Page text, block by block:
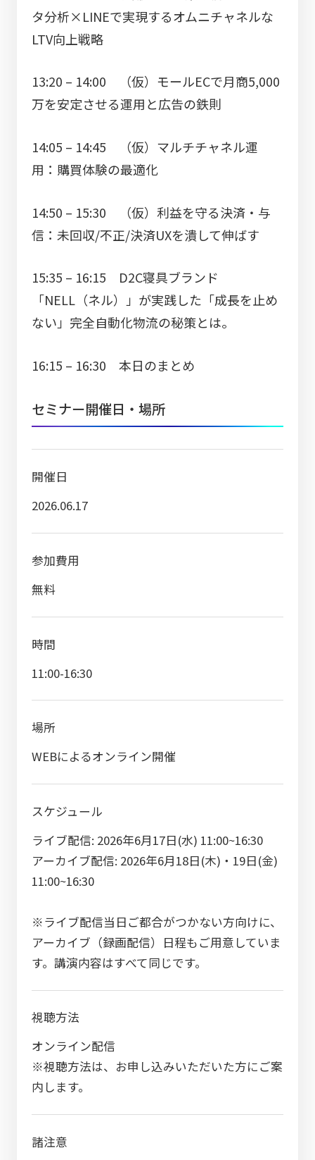
タ分析×LINEで実現するオムニチャネルな
LTV向上戦略
13:20 – 14:00 （仮）モールECで月商5,000
万を安定させる運用と広告の鉄則
14:05 – 14:45 （仮）マルチチャネル運
用：購買体験の最適化
14:50 – 15:30 （仮）利益を守る決済・与
信：未回収/不正/決済UXを潰して伸ばす
15:35 – 16:15 D2C寝具ブランド
「NELL（ネル）」が実践した「成長を止め
ない」完全自動化物流の秘策とは。
16:15 – 16:30 本日のまとめ
セミナー開催日・場所
開催日
2026.06.17
参加費用
無料
時間
11:00-16:30
場所
WEBによるオンライン開催
スケジュール
ライブ配信: 2026年6月17日(水) 11:00~16:30
アーカイブ配信: 2026年6月18日(木)・19日(金)
11:00~16:30
※ライブ配信当日ご都合がつかない方向けに、
アーカイブ（録画配信）日程もご用意していま
す。講演内容はすべて同じです。
視聴方法
オンライン配信
※視聴方法は、お申し込みいただいた方にご案
内します。
諸注意